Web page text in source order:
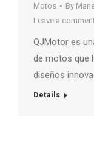
Motos By
Leave a
QJMotor es
de motos que
diseños
Details